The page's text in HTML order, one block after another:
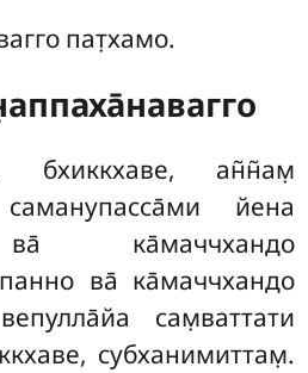
пат̣хамо.
бхиккхаве, ан̃н̃ам̣
йена
ка̄маччхандо
ва̄ ка̄маччхандо
сам̣ваттати
субханимиттам̣.